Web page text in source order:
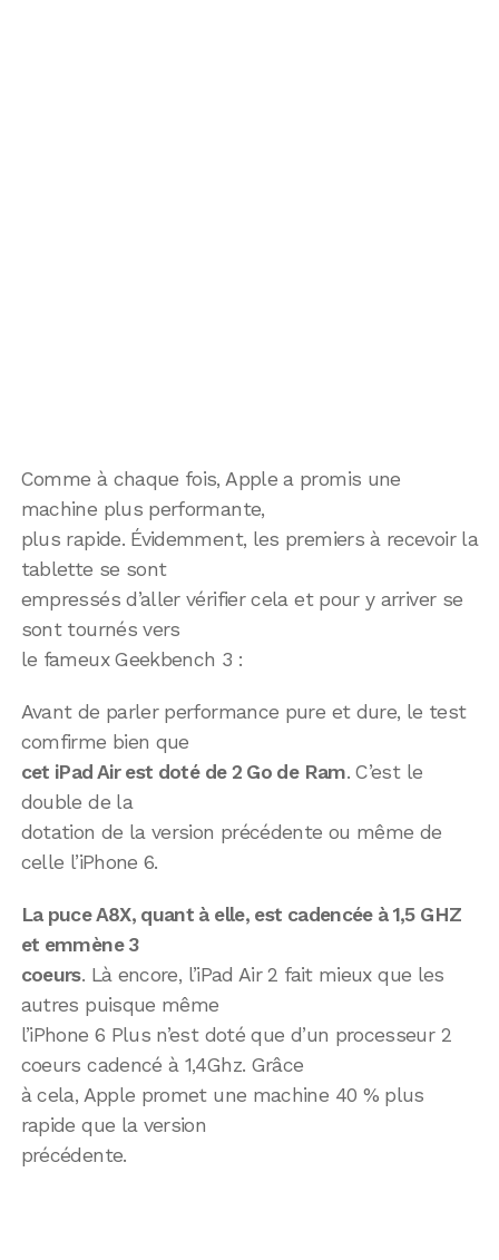
Comme à chaque fois, Apple a promis une
machine plus performante,
plus rapide. Évidemment, les premiers à recevoir la
tablette se sont
empressés d’aller vérifier cela et pour y arriver se
sont tournés vers
le fameux Geekbench 3 :
Avant de parler performance pure et dure, le test
comfirme bien que
cet iPad Air est doté de 2 Go de Ram. C’est le
double de la
dotation de la version précédente ou même de
celle l’iPhone 6.
La puce A8X, quant à elle, est cadencée à 1,5 GHZ
et emmène 3
coeurs. Là encore, l’iPad Air 2 fait mieux que les
autres puisque même
l’iPhone 6 Plus n’est doté que d’un processeur 2
coeurs cadencé à 1,4Ghz. Grâce
à cela, Apple promet une machine 40 % plus
rapide que la version
précédente.